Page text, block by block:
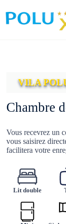
content
VILA
Chambre
Vous recevrez un
vous saisirez
facilitera votre
Lit double